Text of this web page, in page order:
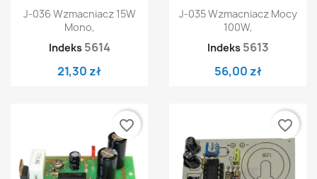
J-036 Wzmacniacz 15W
Mono,
Indeks 5614
21,30 zł
J-035 Wzmacniacz Mocy
100W,
Indeks 5613
56,00 zł
favorite_border favorite_border